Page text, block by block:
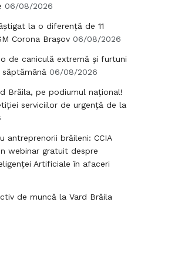
06/08/2026
la o diferență de 11
Corona Brașov 06/08/2026
de caniculă extremă și furtuni
06/08/2026
Brăila, pe podiumul național!
serviciilor de urgență de la
antreprenorii brăileni: CCIA
webinar gratuit despre
Artificiale în afaceri
de muncă la Vard Brăila